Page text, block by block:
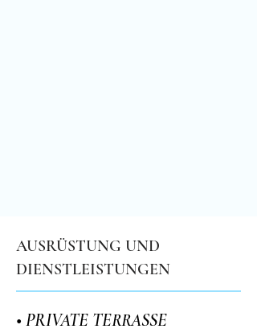
AUSRÜSTUNG UND
DIENSTLEISTUNGEN
• PRIVATE TERRASSE